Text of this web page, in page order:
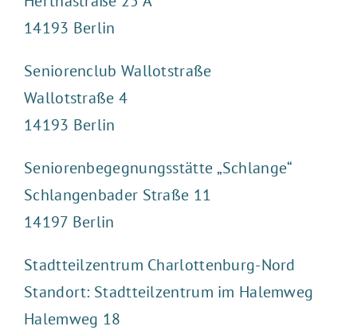
14193 Berlin
Seniorenclub Wallotstraße
Wallotstraße 4
14193 Berlin
Seniorenbegegnungsstätte „Schlange“
Schlangenbader Straße 11
14197 Berlin
Stadtteilzentrum Charlottenburg-Nord
Standort: Stadtteilzentrum im Halemweg
Halemweg 18